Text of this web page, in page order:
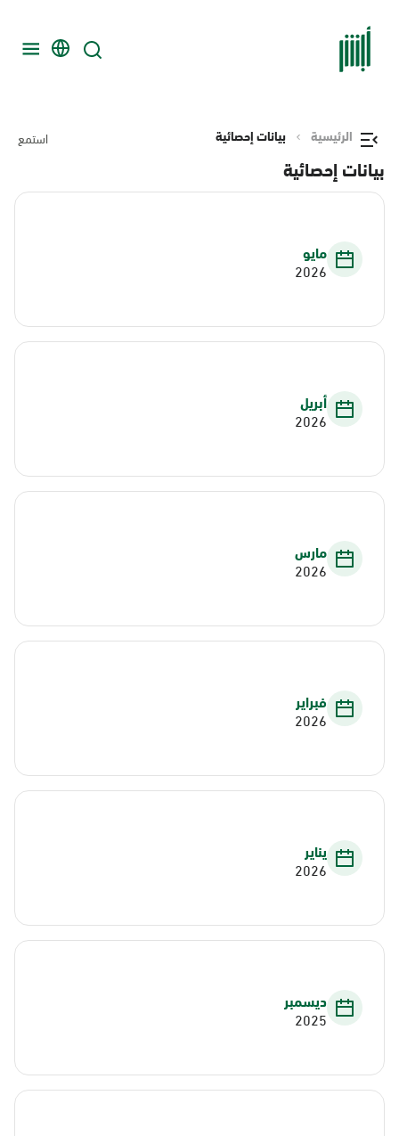
الرئيسية بيانات إحصائية استمع
بيانات إحصائية
مايو
2026
أبريل
2026
مارس
2026
فبراير
2026
يناير
2026
ديسمبر
2025